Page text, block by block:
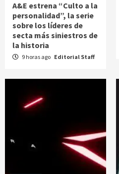
A&E estrena “Culto a la
personalidad”, la serie
sobre los líderes de
secta más siniestros de
la historia
9 horas ago Editorial Staff